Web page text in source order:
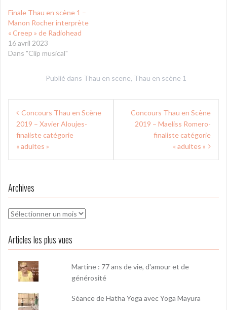
Finale Thau en scène 1 –
Manon Rocher interprète
« Creep » de Radiohead
16 avril 2023
Dans "Clip musical"
Publié dans Thau en scene, Thau en scène 1
Navigation
de
l’article
Concours Thau en Scène
2019 – Xavier Aloujes-
finaliste catégorie
« adultes »
Concours Thau en Scène
2019 – Maeliss Romero-
finaliste catégorie
« adultes »
Archives
Archives
Articles les plus vues
Martine : 77 ans de vie, d'amour et de
générosité
Séance de Hatha Yoga avec Yoga Mayura